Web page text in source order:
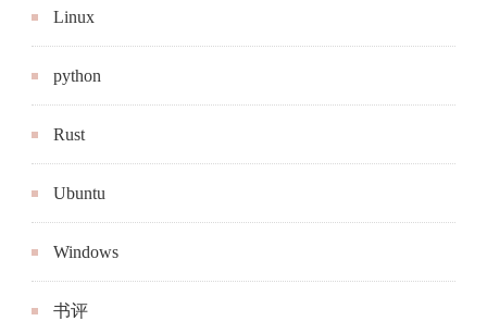
Linux
python
Rust
Ubuntu
Windows
书评